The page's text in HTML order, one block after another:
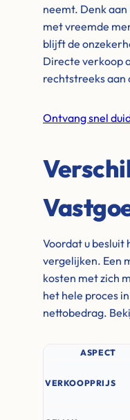
neemt. Denk
met vreemde
blijft de
Directe verkoop
rechtstreeks aan
Ontvang snel
Voordat u besluit
vergelijken. Een
kosten met zich
het hele proces
nettobedrag.
ASPECT
VERKOOPPRIJS